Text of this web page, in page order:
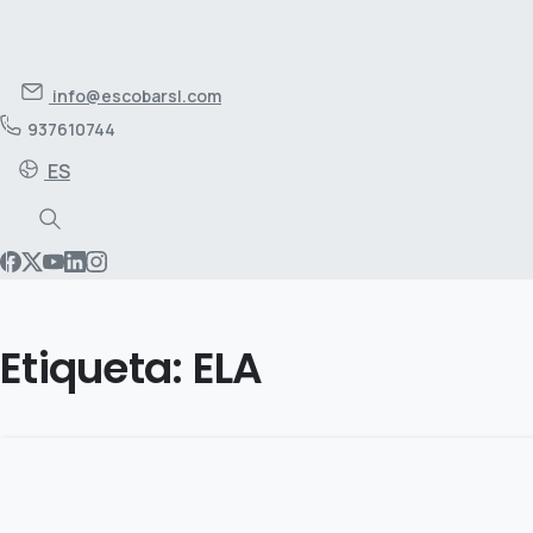
info@escobarsl.com
937610744
ES
Etiqueta: ELA